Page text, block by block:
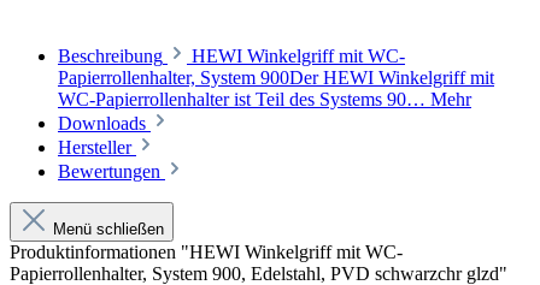
Beschreibung
HEWI Winkelgriff mit WC-
Papierrollenhalter, System 900Der HEWI Winkelgriff mit
WC-Papierrollenhalter ist Teil des Systems 90… Mehr
Downloads
Hersteller
Bewertungen
Menü schließen
Produktinformationen "HEWI Winkelgriff mit WC-
Papierrollenhalter, System 900, Edelstahl, PVD schwarzchr glzd"